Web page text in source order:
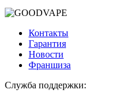
Контакты
Гарантия
Новости
Франшиза
Служба поддержки: